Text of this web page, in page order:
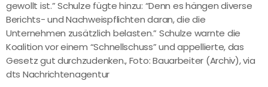
gewollt ist.” Schulze fügte hinzu: “Denn es hängen diverse
Berichts- und Nachweispflichten daran, die die
Unternehmen zusätzlich belasten.” Schulze warnte die
Koalition vor einem “Schnellschuss” und appellierte, das
Gesetz gut durchzudenken., Foto: Bauarbeiter (Archiv), via
dts Nachrichtenagentur